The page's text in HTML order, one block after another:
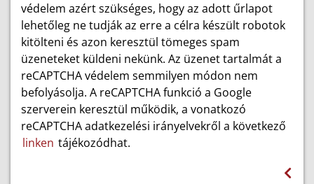
védelem azért szükséges, hogy az adott űrlapot
lehetőleg ne tudják az erre a célra készült robotok
kitölteni és azon keresztül tömeges spam
üzeneteket küldeni nekünk. Az üzenet tartalmát a
reCAPTCHA védelem semmilyen módon nem
befolyásolja. A reCAPTCHA funkció a Google
szerverein keresztül működik, a vonatkozó
reCAPTCHA adatkezelési irányelvekről a következő
linken tájékozódhat.